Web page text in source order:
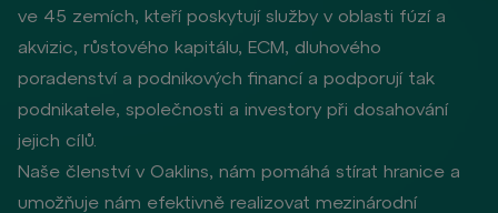
ve 45 zemích, kteří poskytují služby v oblasti fúzí a
akvizic, růstového kapitálu, ECM, dluhového
poradenství a podnikových financí a podporují tak
podnikatele, společnosti a investory při dosahování
jejich cílů.
Naše členství v Oaklins, nám pomáhá stírat hranice a
umožňuje nám efektivně realizovat mezinárodní